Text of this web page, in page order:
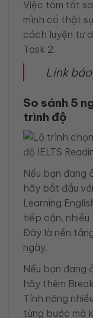
Việc tóm tắt
mình có thật
cách luyện tư
Task 2.
Link
So sánh 5
trình độ
Nếu bạn đang
hãy bắt đầu
Learning
tiếp cận, nhiều
Đây là nền
ngày.
Nếu bạn đang
hãy thêm
Tính năng
từng bước mà